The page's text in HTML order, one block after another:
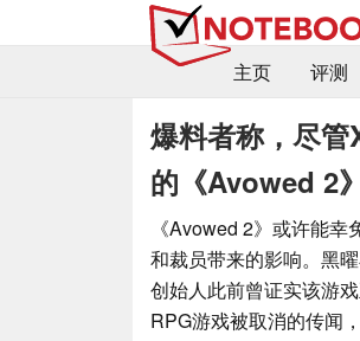
主页
评测
爆料者称，尽
的《Avowed 2
《Avowed 2》或许能
和裁员带来的影响。黑
创始人此前曾证实该游
RPG游戏被取消的传闻